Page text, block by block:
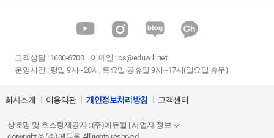
고객상담: 1600-6700 이메일 :cs@eduwill.net
운영시간 : 평일 9시~20시, 토요일·공휴일 9시~17시(일요일 휴무)
회사소개 이용약관 개인정보처리방침 고객센터
상호명 및 호스팅제공자 : (주)에듀윌 | 사업자 정보